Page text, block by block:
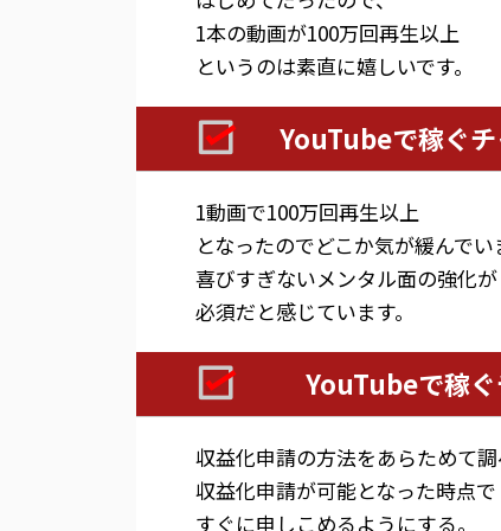
1本の動画が100万回再生以上
というのは素直に嬉しいです。
YouTubeで稼ぐ
1動画で100万回再生以上
となったのでどこか気が緩んでい
喜びすぎないメンタル面の強化が
必須だと感じています。
YouTubeで稼
収益化申請の方法をあらためて調
収益化申請が可能となった時点で
すぐに申しこめるようにする。